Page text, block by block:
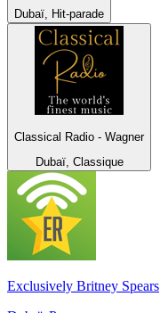
Dubaï, Hit-parade
Classical Radio - Wagner
Dubaï, Classique
Exclusively Britney Spears